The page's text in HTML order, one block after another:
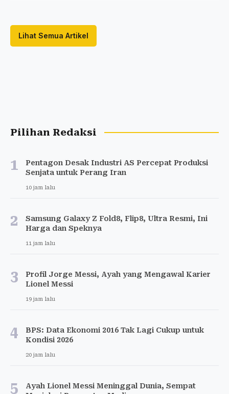
Lihat Semua Artikel
Pilihan Redaksi
1
Pentagon Desak Industri AS Percepat Produksi
Senjata untuk Perang Iran
10 jam lalu
2
Samsung Galaxy Z Fold8, Flip8, Ultra Resmi, Ini
Harga dan Speknya
11 jam lalu
3
Profil Jorge Messi, Ayah yang Mengawal Karier
Lionel Messi
19 jam lalu
4
BPS: Data Ekonomi 2016 Tak Lagi Cukup untuk
Kondisi 2026
20 jam lalu
5
Ayah Lionel Messi Meninggal Dunia, Sempat